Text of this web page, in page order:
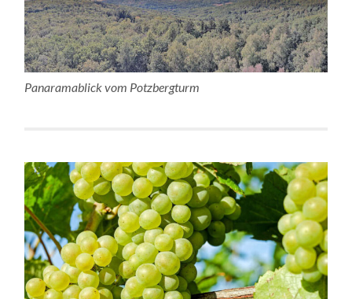
Panaramablick vom Potzbergturm